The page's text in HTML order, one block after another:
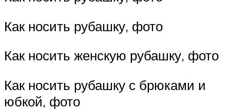
Как носить рубашку, фото
Как носить женскую рубашку, фото
Как носить рубашку с брюками и
юбкой, фото